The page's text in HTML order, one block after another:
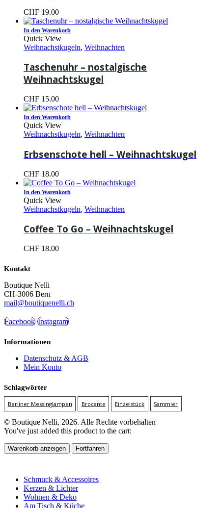
CHF 19.00
In den Warenkorb
Quick View
Weihnachstkugeln, Weihnachten
Taschenuhr – nostalgische
Weihnachtskugel
CHF 15.00
In den Warenkorb
Quick View
Weihnachstkugeln, Weihnachten
Erbsenschote hell – Weihnachtskugel
CHF 18.00
In den Warenkorb
Quick View
Weihnachstkugeln, Weihnachten
Coffee To Go – Weihnachtskugel
CHF 18.00
Kontakt
Boutique Nelli
CH-3006 Bern
mail@boutiquenelli.ch
Facebook Instagram
Informationen
Datenschutz & AGB
Mein Konto
Schlagwörter
Berliner Messinglampen Brocante Einzelstück Sammler
© Boutique Nelli, 2026. Alle Rechte vorbehalten
You've just added this product to the cart:
Warenkorb anzeigen Fortfahren
Schmuck & Accessoires
Kerzen & Lichter
Wohnen & Deko
Am Tisch & Küche